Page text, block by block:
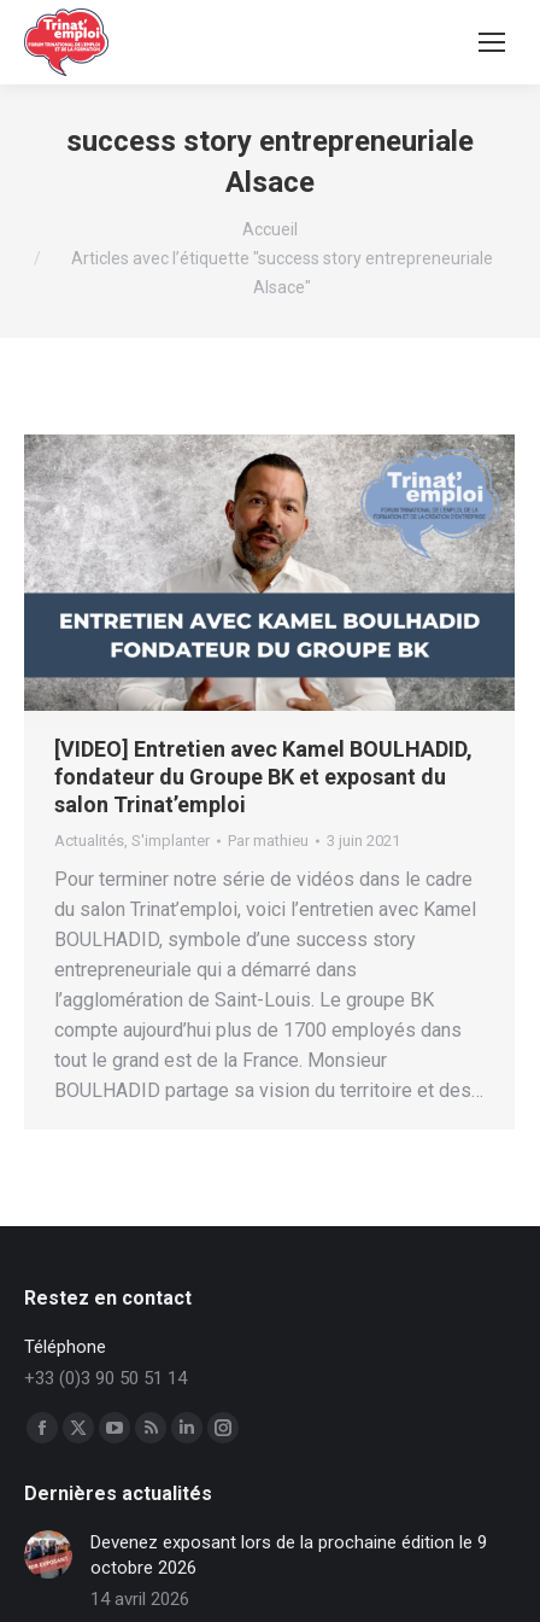
success story entrepreneuriale
Alsace
Accueil
Articles avec l’étiquette "success story entrepreneuriale
Alsace"
[VIDEO] Entretien avec Kamel BOULHADID,
fondateur du Groupe BK et exposant du
salon Trinat’emploi
Actualités, S'implanter Par mathieu 3 juin 2021
Pour terminer notre série de vidéos dans le cadre
du salon Trinat’emploi, voici l’entretien avec Kamel
BOULHADID, symbole d’une success story
entrepreneuriale qui a démarré dans
l’agglomération de Saint-Louis. Le groupe BK
compte aujourd’hui plus de 1700 employés dans
tout le grand est de la France. Monsieur
BOULHADID partage sa vision du territoire et des…
Restez en contact
Téléphone
+33 (0)3 90 50 51 14
Trouvez nous sur :
Facebook
opens
in
new
window
X
opens
new
window
opens
in
new
window
opens
in
new
window
LinkedIn
opens
in
new
window
Instagram
in
Dernières actualités
Devenez exposant lors de la prochaine édition le 9
octobre 2026
14 avril 2026